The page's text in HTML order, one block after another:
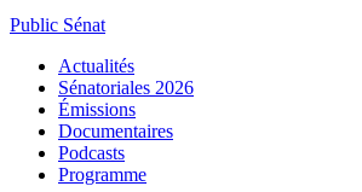
Public Sénat
Actualités
Sénatoriales 2026
Émissions
Documentaires
Podcasts
Programme